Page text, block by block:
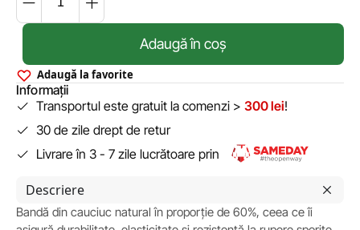
Adaugă în coș
Adaugă la favorite
Informații
Transportul este gratuit la comenzi > 300 lei!
30 de zile drept de retur
Livrare în 3 - 7 zile lucrătoare prin
Descriere
Bandă din cauciuc natural în proporție de 60%, ceea ce îi